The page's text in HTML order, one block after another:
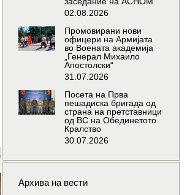
02.08.2026
Промовирани нови
офицери на Армијата
во Воената академија
„Генерал Михаило
Апостолски“
31.07.2026
Посета на Прва
пешадиска бригада од
страна на претставници
од ВС на Обединетото
Кралство
30.07.2026
Архива на вести